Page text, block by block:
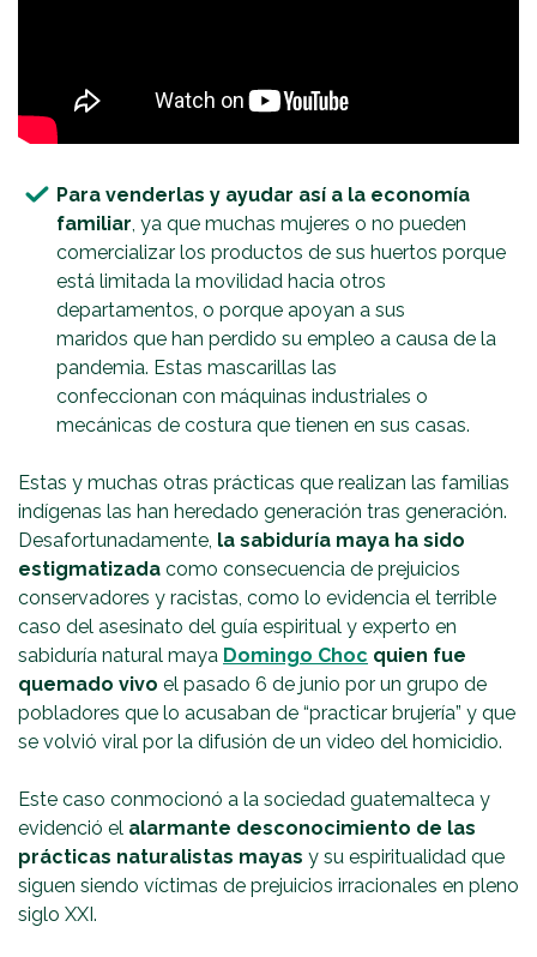
Para venderlas y ayudar así a la economía
familiar, ya que muchas mujeres o no pueden
comercializar los productos de sus huertos porque
está limitada la movilidad hacia otros
departamentos, o porque apoyan a sus
maridos que han perdido su empleo a causa de la
pandemia. Estas mascarillas las
confeccionan con máquinas industriales o
mecánicas de costura que tienen en sus casas.
Estas y muchas otras prácticas que realizan las familias
indígenas las han heredado generación tras generación.
Desafortunadamente, la sabiduría maya ha sido
estigmatizada como consecuencia de prejuicios
conservadores y racistas, como lo evidencia el terrible
caso del asesinato del guía espiritual y experto en
sabiduría natural maya Domingo Choc quien fue
quemado vivo el pasado 6 de junio por un grupo de
pobladores que lo acusaban de “practicar brujería” y que
se volvió viral por la difusión de un video del homicidio.
Este caso conmocionó a la sociedad guatemalteca y
evidenció el alarmante desconocimiento de las
prácticas naturalistas mayas y su espiritualidad que
siguen siendo víctimas de prejuicios irracionales en pleno
siglo XXI.